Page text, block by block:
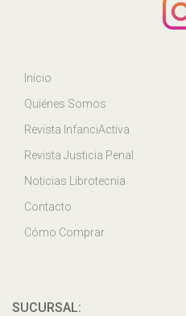
Inicio
Quiénes Somos
Revista InfanciActiva
Revista Justicia Penal
Noticias Librotecnia
Contacto
Cómo Comprar
SUCURSAL: